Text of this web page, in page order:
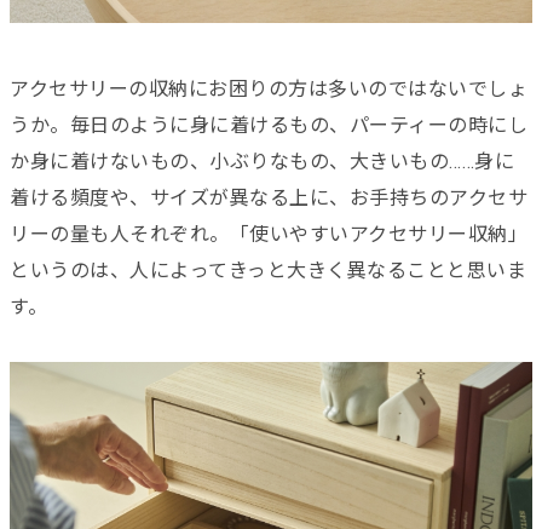
アクセサリーの収納にお困りの方は多いのではないでしょ
うか。毎日のように身に着けるもの、パーティーの時にし
か身に着けないもの、小ぶりなもの、大きいもの……身に
着ける頻度や、サイズが異なる上に、お手持ちのアクセサ
リーの量も人それぞれ。「使いやすいアクセサリー収納」
というのは、人によってきっと大きく異なることと思いま
す。